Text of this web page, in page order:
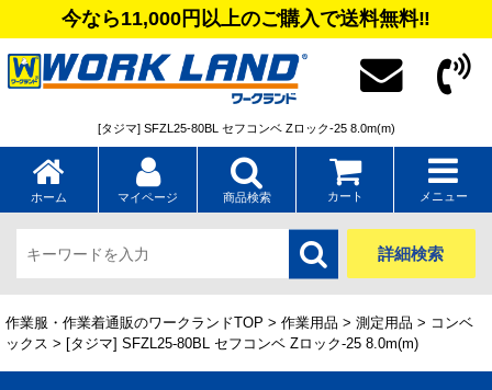
今なら11,000円以上のご購入で送料無料‼
[タジマ] SFZL25-80BL セフコンベ Zロック-25 8.0m(m)
ホーム マイページ 商品検索 カート メニュー
詳細検索
作業服・作業着通販のワークランドTOP > 作業用品 > 測定用品 > コンベ
ックス > [タジマ] SFZL25-80BL セフコンベ Zロック-25 8.0m(m)